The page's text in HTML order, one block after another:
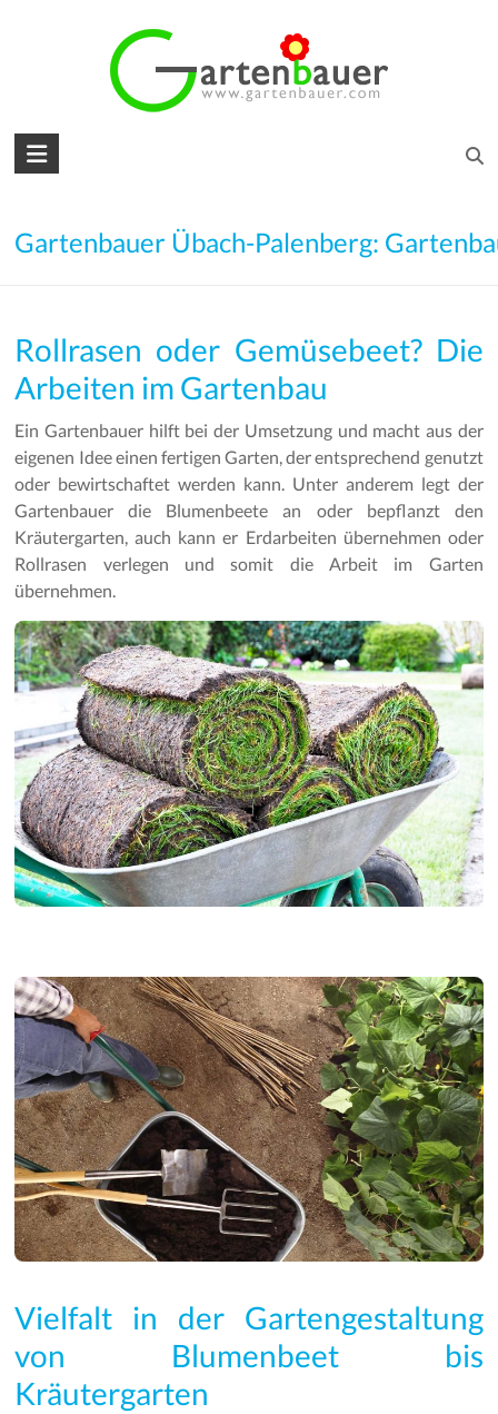
den
Träume
Gartengestaltung
Gartenbau
Gartenpflege
Gartenbauer Übach-Palenberg:
Rollrasen oder Gemüsebeet? Die
Arbeiten im Gartenbau
Ein Gartenbauer hilft bei der Umsetzung und macht aus der
eigenen Idee einen fertigen Garten, der entsprechend genutzt
oder bewirtschaftet werden kann. Unter anderem legt der
Gartenbauer die Blumenbeete an oder bepflanzt den
Kräutergarten, auch kann er Erdarbeiten übernehmen oder
Rollrasen verlegen und somit die Arbeit im Garten
übernehmen.
Vielfalt in der Gartengestaltung
von Blumenbeet bis
Kräutergarten